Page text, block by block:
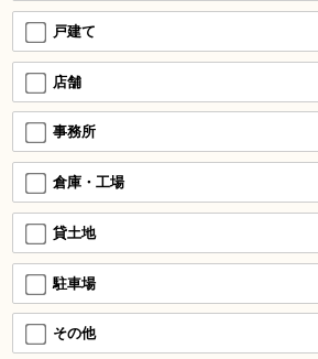
戸建て
店舗
事務所
倉庫・工場
貸土地
駐車場
その他